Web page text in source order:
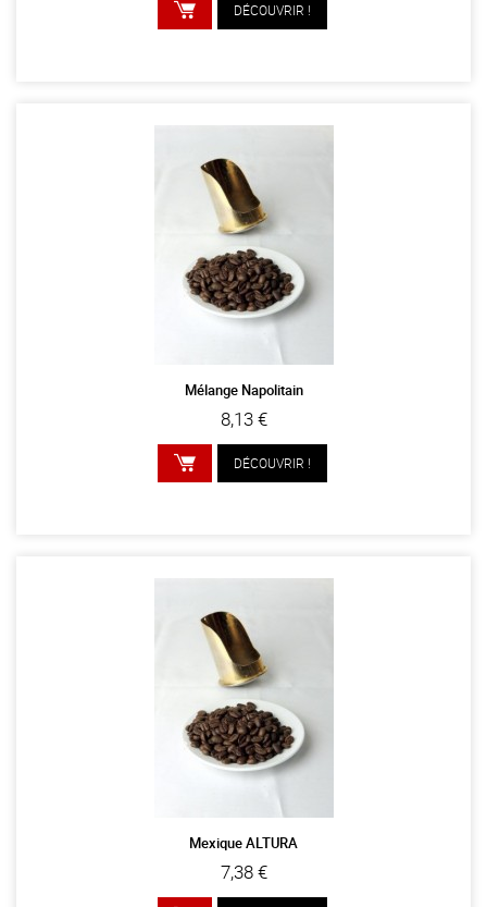
DÉCOUVRIR !
Mélange Napolitain
8,13 €
DÉCOUVRIR !
Mexique ALTURA
7,38 €